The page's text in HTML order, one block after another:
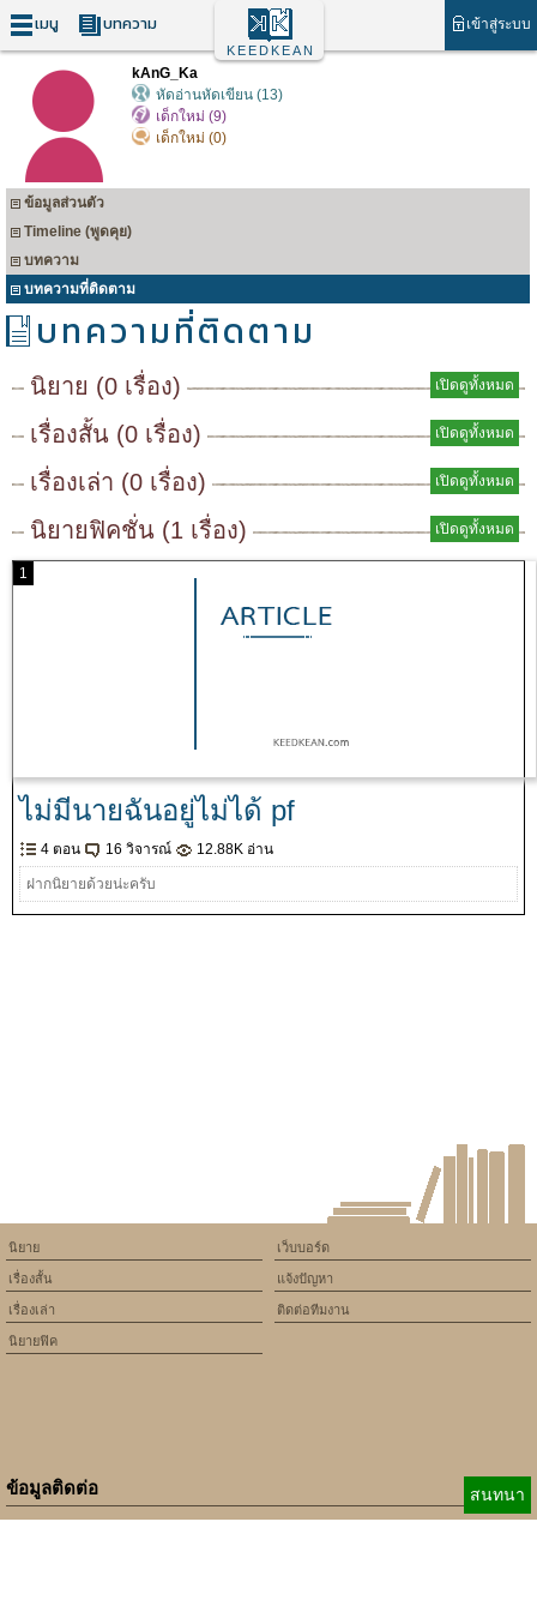
เมนู บทความ เข้าสู่ระบบ
KEEDKEAN
kAnG_Ka
หัดอ่านหัดเขียน (13)
เด็กใหม่ (9)
เด็กใหม่ (0)
ข้อมูลส่วนตัว
Timeline (พูดคุย)
บทความ
บทความที่ติดตาม
บทความที่ติดตาม
นิยาย (0 เรื่อง) เปิดดูทั้งหมด
เรื่องสั้น (0 เรื่อง) เปิดดูทั้งหมด
เรื่องเล่า (0 เรื่อง) เปิดดูทั้งหมด
นิยายฟิคชั่น (1 เรื่อง) เปิดดูทั้งหมด
1
ไม่มีนายฉันอยู่ไม่ได้ pf
4 ตอน 16 วิจารณ์ 12.88K อ่าน
ฝากนิยายด้วยน่ะครับ
เว็บบอร์ด
แจ้งปัญหา
ติดต่อทีมงาน
นิยาย
เรื่องสั้น
เรื่องเล่า
นิยายฟิค
ข้อมูลติดต่อ สนทนา